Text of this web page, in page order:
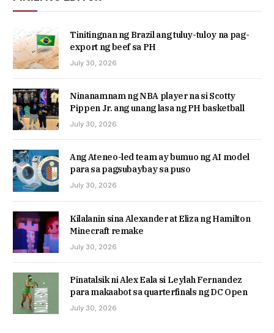
Tinitingnan ng Brazil ang tuluy-tuloy na pag-
export ng beef sa PH
July 30, 2026
Ninanamnam ng NBA player na si Scotty
Pippen Jr. ang unang lasa ng PH basketball
July 30, 2026
Ang Ateneo-led team ay bumuo ng AI model
para sa pagsubaybay sa puso
July 30, 2026
Kilalanin sina Alexander at Eliza ng Hamilton
Minecraft remake
July 30, 2026
Pinatalsik ni Alex Eala si Leylah Fernandez
para makaabot sa quarterfinals ng DC Open
July 30, 2026